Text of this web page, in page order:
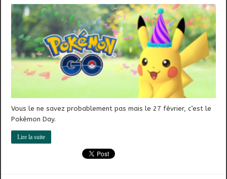
Vous le ne savez probablement pas mais le 27 février, c’est le
Pokémon Day.
Lire la suite